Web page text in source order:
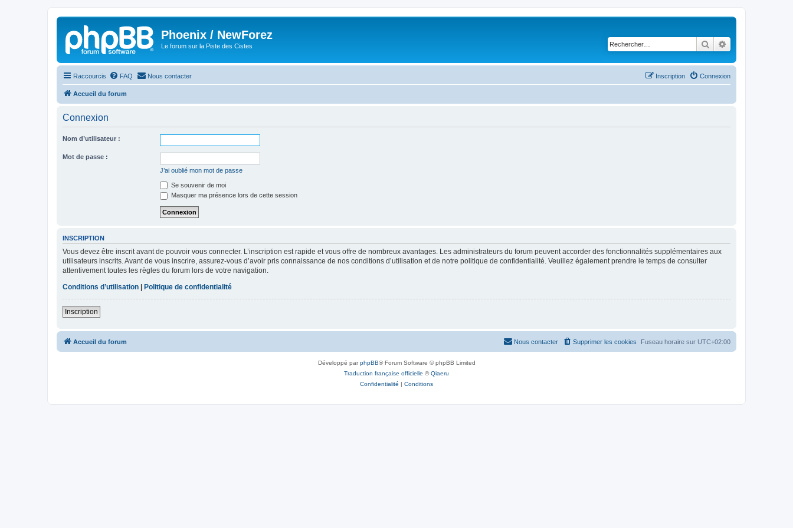
Phoenix / NewForez
Le forum sur la Piste des Cistes Rechercher
Raccourcis FAQ Nous contacter Connexion
Inscription
Accueil du forum
Connexion
Nom d’utilisateur :
Mot de passe :
J’ai oublié mon mot de passe
Se souvenir de moi
Masquer ma présence lors de cette session
INSCRIPTION
Vous devez être inscrit avant de pouvoir vous connecter. L’inscription est rapide et vous offre de nombreux avantages. Les administrateurs du forum peuvent accorder des fonctionnalités supplémentaires aux
utilisateurs inscrits. Avant de vous inscrire, assurez-vous d’avoir pris connaissance de nos conditions d’utilisation et de notre politique de confidentialité. Veuillez également prendre le temps de consulter
attentivement toutes les règles du forum lors de votre navigation.
Conditions d’utilisation
Politique de confidentialité
Inscription
Accueil du forum Fuseau horaire sur UTC+02:00
Supprimer les cookies
Nous contacter
Développé parphpBB® Forum Software © phpBB Limited
Traduction française officielle ©Qiaeru
Confidentialité | Conditions